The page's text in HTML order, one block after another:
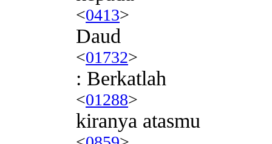
<0413>
Daud
<01732>
: Berkatlah
<01288>
kiranya atasmu